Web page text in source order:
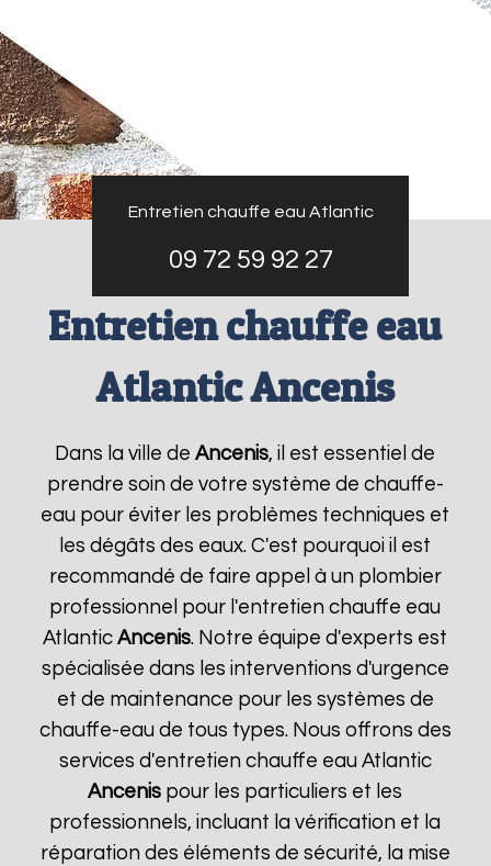
Entretien chauffe eau Atlantic
09 72 59 92 27
Entretien chauffe eau
Atlantic Ancenis
Dans la ville deAncenis, il est essentiel de
prendre soin de votre système de chauffe-
eau pour éviter les problèmes techniques et
les dégâts des eaux. C'est pourquoi il est
recommandé de faire appel à un plombier
professionnel pour l'entretien chauffe eau
AtlanticAncenis. Notre équipe d'experts est
spécialisée dans les interventions d'urgence
et de maintenance pour les systèmes de
chauffe-eau de tous types. Nous offrons des
services d'entretien chauffe eau Atlantic
Ancenis pour les particuliers et les
professionnels, incluant la vérification et la
réparation des éléments de sécurité, la mise